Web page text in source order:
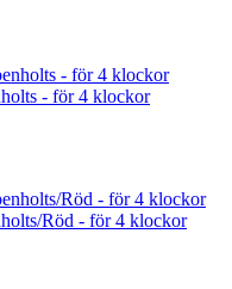
- för 4 klockor
Röd - för 4 klockor